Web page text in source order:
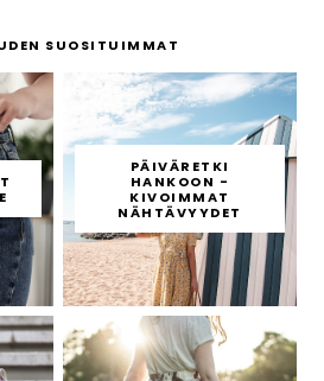
SUOSITUIMMAT
PÄIVÄRETKI
HANKOON -
KIVOIMMAT
NÄHTÄVYYDET